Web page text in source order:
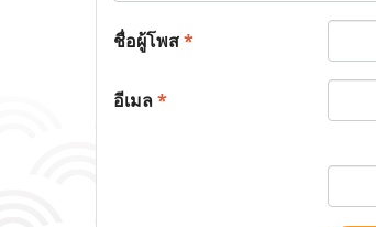
ชื่อผู้โพส*
อีเมล*